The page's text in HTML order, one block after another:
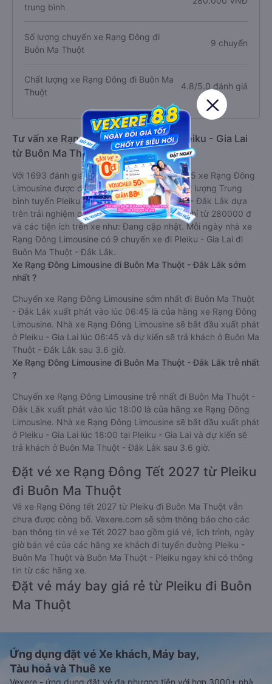
trung bình
Số lượng chuyến xe Rạng Đông đi
Buôn Ma Thuột
9 chuyến
Chất lượng xe Rạng Đông đi Buôn Ma
Thuột
4.8/5.0 đánh giá
Tư vấn xe Rạng Đông Limousine đi Pleiku - Gia Lai
từ Buôn Ma Thuột - Đắk Lắk
Với 1693 đánh giá với điểm trung bình là 4.8/5 xe Rạng Đông
Limousine được đánh giá là xe khách có chất lượng Trung
bình tuyến Pleiku - Gia Lai đi Buôn Ma Thuột - Đắk Lắk dựa
trên trải nghiệm của khách hàng. Với giá vé chỉ từ 280000 đ
và các tiện ích trên xe như: Đang cập nhật. Mỗi ngày nhà xe
Rạng Đông Limousine có 9 chuyến xe đi Pleiku - Gia Lai đi
Buôn Ma Thuột - Đắk Lắk.
Xe Rạng Đông Limousine đi Buôn Ma Thuột - Đắk Lắk sớm
nhất ?
Chuyến xe Rạng Đông Limousine sớm nhất đi Buôn Ma Thuột
- Đắk Lắk xuất phát vào lúc 06:45 là của hãng xe Rạng Đông
Limousine. Nhà xe Rạng Đông Limousine sẽ bắt đầu xuất phát
ở Pleiku - Gia Lai lúc 06:45 và dự kiến sẽ trả khách ở Buôn Ma
Thuột - Đắk Lắk sau 3.6 giờ.
Xe Rạng Đông Limousine đi Buôn Ma Thuột - Đắk Lắk trễ nhất
?
Chuyến xe Rạng Đông Limousine trễ nhất đi Buôn Ma Thuột -
Đắk Lắk xuất phát vào lúc 18:00 là của hãng xe Rạng Đông
Limousine. Nhà xe Rạng Đông Limousine sẽ bắt đầu xuất phát
ở Pleiku - Gia Lai lúc 18:00 tại Pleiku - Gia Lai và dự kiến sẽ
trả khách ở Buôn Ma Thuột - Đắk Lắk sau 3.6 giờ.
Đặt vé xe Rạng Đông Tết 2027 từ Pleiku
đi Buôn Ma Thuột
Vé xe Rạng Đông tết 2027 từ Pleiku đi Buôn Ma Thuột vẫn
chưa được công bố. Vexere.com sẽ sớm thông báo cho các
bạn thông tin vé xe Tết 2027 bao gồm giá vé, lịch trình, ngày
giờ bán vé của các hãng xe khách đi tuyến đường Pleiku -
Buôn Ma Thuột và Buôn Ma Thuột - Pleiku ngay khi có thông
tin từ các hãng xe.
Đặt vé máy bay giá rẻ từ Pleiku đi Buôn
Ma Thuột
Ứng dụng đặt vé Xe khách, Máy bay,
Tàu hoả và Thuê xe
Vexere - ứng dụng đặt vé đa phương tiện với hơn 3000+ nhà